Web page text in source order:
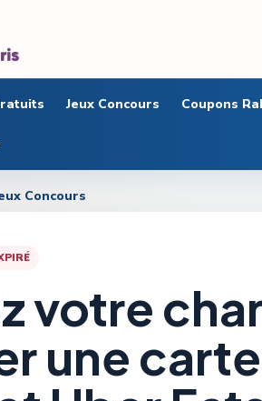
Jeux Concours Coupons
Concours
votre
une